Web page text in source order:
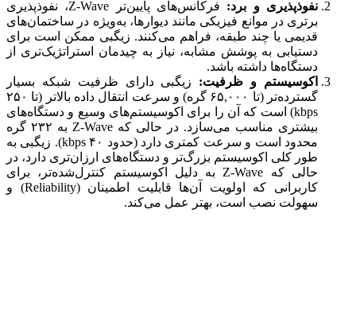
نفوذپذیری و برد:
فرکانس‌های پایین‌تر Z-Wave، نفوذپذیری
برتری در موانع فیزیکی مانند دیوارها، به‌ویژه در ساختمان‌های
قدیمی یا چند طبقه، فراهم می‌کنند. زیگبی ممکن است برای
دستیابی به پوشش مشابه، نیاز به چیدمان استراتژیک‌تری از
دستگاه‌ها داشته باشد.
اکوسیستم و ظرفیت: زیگبی دارای ظرفیت شبکه بسیار
گسترده‌تر (تا ۶۵,۰۰۰ گره) و سرعت انتقال داده بالاتر (تا ۲۵۰
kbps) است که آن را برای اکوسیستم‌های وسیع و دستگاه‌های
بیشتری مناسب می‌سازد. در حالی که Z-Wave به ۲۳۲ گره
محدود است و سرعت کمتری دارد (حدود ۴۰ kbps). زیگبی به
طور کلی اکوسیستم بزرگ‌تر و دستگاه‌های ارزان‌تری دارد، در
حالی که Z-Wave به دلیل اکوسیستم کنترل‌شده‌تر، برای
کاربرانی که اولویت آن‌ها قابلیت اطمینان (Reliability) و
سهولت نصب است، بهتر عمل می‌کند.